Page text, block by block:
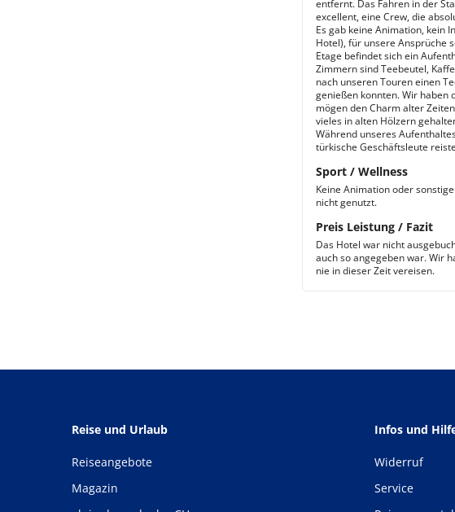
entfernt. Das Fahren in der
excellent, eine Crew, die
Es gab keine Animation, kein
Hotel), für unsere Ansprüche
Etage befindet sich ein
Zimmern sind Teebeutel,
nach unseren Touren einen
genießen konnten. Wir haben
mögen den Charm alter
vieles in alten Hölzern
Während unseres
türkische Geschäftsleute
Sport / Wellness
Keine Animation oder
nicht genutzt.
Preis Leistung / Fazit
Das Hotel war nicht
auch so angegeben war. Wir
nie in dieser Zeit vereisen.
Reise und Urlaub
Reiseangebote
Magazin
Infos und
Widerruf
Service